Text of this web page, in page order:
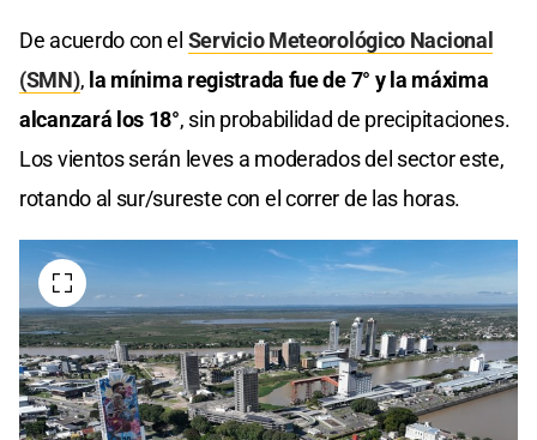
De acuerdo con el Servicio Meteorológico Nacional
(SMN), la mínima registrada fue de 7° y la máxima
alcanzará los 18°, sin probabilidad de precipitaciones.
Los vientos serán leves a moderados del sector este,
rotando al sur/sureste con el correr de las horas.